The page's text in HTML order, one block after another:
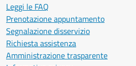
Leggi le FAQ
Prenotazione appuntamento
Segnalazione disservizio
Richiesta assistenza
Amministrazione trasparente